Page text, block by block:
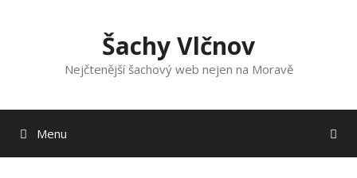
Šachy Vlčnov
Nejčtenější šachový web nejen na Moravě
Menu